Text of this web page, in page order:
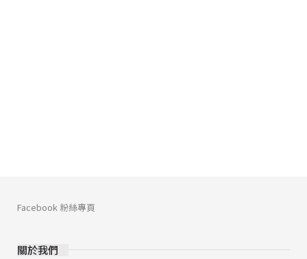
關於我們
Facebook 粉絲專頁